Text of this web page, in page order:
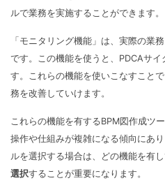
ルで業務を実施することができます。
「モニタリング機能」は、実際の業
です。この機能を使うと、PDCAサ
す。これらの機能を使いこなすこと
務を改善していけます。
これらの機能を有するBPM図作成ツ
操作や仕組みが複雑になる傾向にあ
ルを選択する場合は、どの機能を有し
選択することが重要になります。